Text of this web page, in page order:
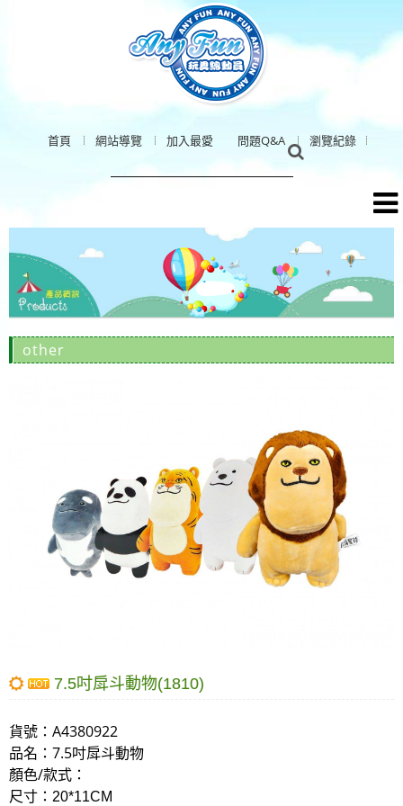
首頁 網站導覽 加入最愛 問題Q&A 瀏覽紀錄
other
7.5吋戽斗動物(1810)
貨號： A4380922
品名： 7.5吋戽斗動物
顏色/款式：
尺寸： 20*11CM